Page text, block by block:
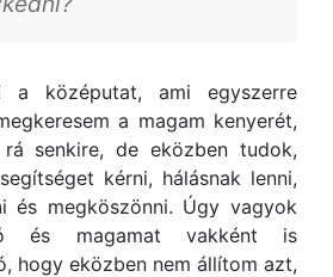
a középutat, ami egyszerre
a magam kenyerét,
senkire, de eközben tudok,
kérni, hálásnak lenni,
és megköszönni. Úgy vagyok
és magamat vakként is
hogy eközben nem állítom azt,